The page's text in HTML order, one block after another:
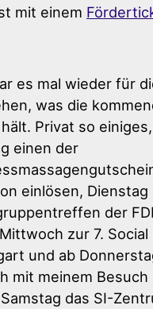
mit einem
es mal wieder für
was die
Privat so
einen der
einlösen, Dienstag
der
zur 7. Social
und ab
mit meinem Besuch
das SI-